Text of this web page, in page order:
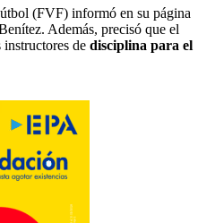
(FVF) informó en su página
Además, precisó que el
de disciplina para el